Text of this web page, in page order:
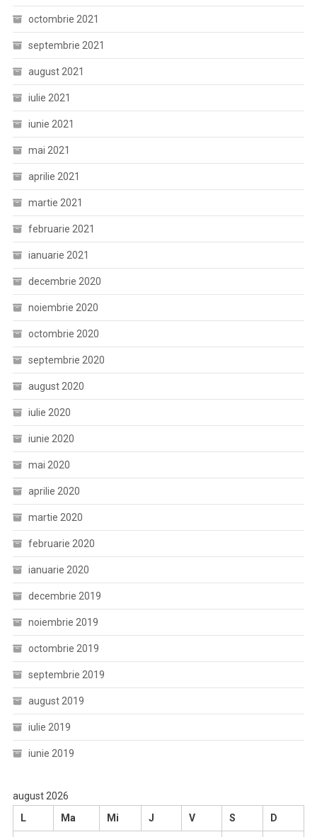
octombrie 2021
septembrie 2021
august 2021
iulie 2021
iunie 2021
mai 2021
aprilie 2021
martie 2021
februarie 2021
ianuarie 2021
decembrie 2020
noiembrie 2020
octombrie 2020
septembrie 2020
august 2020
iulie 2020
iunie 2020
mai 2020
aprilie 2020
martie 2020
februarie 2020
ianuarie 2020
decembrie 2019
noiembrie 2019
octombrie 2019
septembrie 2019
august 2019
iulie 2019
iunie 2019
august 2026
L
Ma Mi J V S D